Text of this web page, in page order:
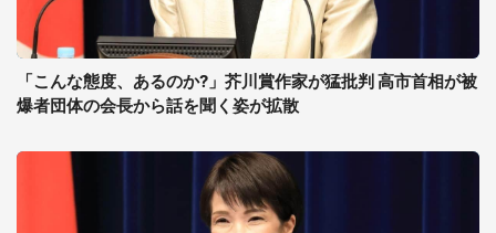
「こんな態度、あるのか?」芥川賞作家が猛批判 高市首相が被
爆者団体の会長から話を聞く姿が拡散